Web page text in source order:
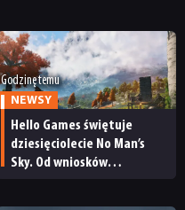
Godzinę temu
NEWSY
Hello Games świętuje
dziesięciolecie No Man’s
Sky. Od wniosków